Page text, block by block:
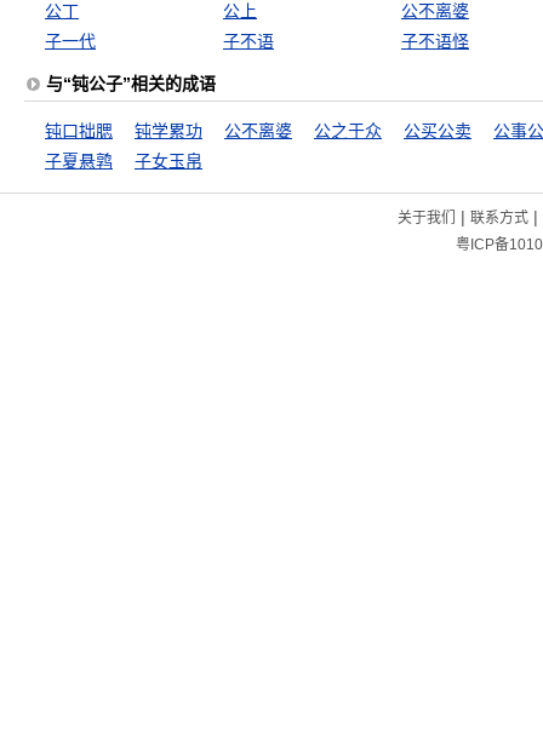
公丁
公上
公不离婆
子一代
子不语 子不语怪
与“钝公子”相关的成语
钝口拙腮 钝学累功 公不离婆 公之于众 公买公卖
公事
子夏悬鹑
子女玉帛
关于我们 | 联系方式|
粤ICP备